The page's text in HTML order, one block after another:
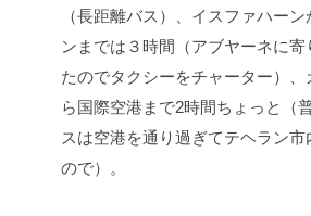
（長距離バス）、イスファハー
ンまでは３時間（アブヤーネに寄
たのでタクシーをチャーター）
ら国際空港まで2時間ちょっと（
スは空港を通り過ぎてテヘラン市
ので）。